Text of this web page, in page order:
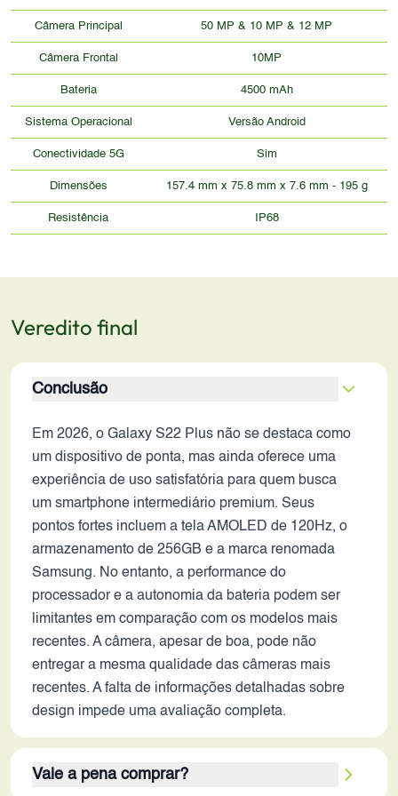
Câmera Principal 50 MP & 10 MP & 12 MP
Câmera Frontal 10MP
Bateria 4500 mAh
Sistema Operacional Versão Android
Conectividade 5G Sim
Dimensões 157.4 mm x 75.8 mm x 7.6 mm - 195 g
Resistência IP68
Veredito final
Conclusão
Em 2026, o Galaxy S22 Plus não se destaca como
um dispositivo de ponta, mas ainda oferece uma
experiência de uso satisfatória para quem busca
um smartphone intermediário premium. Seus
pontos fortes incluem a tela AMOLED de 120Hz, o
armazenamento de 256GB e a marca renomada
Samsung. No entanto, a performance do
processador e a autonomia da bateria podem ser
limitantes em comparação com os modelos mais
recentes. A câmera, apesar de boa, pode não
entregar a mesma qualidade das câmeras mais
recentes. A falta de informações detalhadas sobre
design impede uma avaliação completa.
Vale a pena comprar?